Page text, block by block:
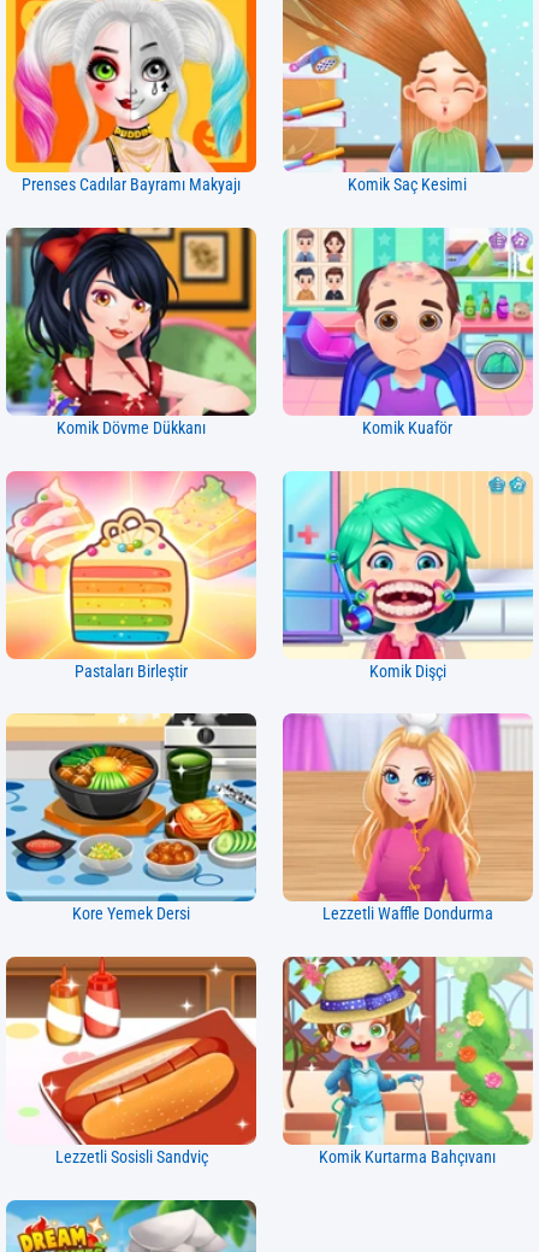
Prenses Cadılar Bayramı Makyajı Komik Saç Kesimi
Komik Dövme Dükkanı Komik Kuaför
Pastaları Birleştir Komik Dişçi
Kore Yemek Dersi Lezzetli Waffle Dondurma
Lezzetli Sosisli Sandviç Komik Kurtarma Bahçıvanı